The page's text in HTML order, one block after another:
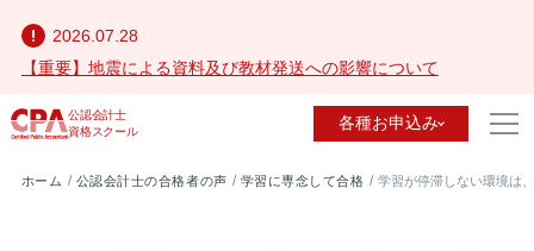
2026.07.28
【重要】地震による資料及び教材発送への影響について
公認会計士
資格スクール
各種お申込み
ホーム 公認会計士の合格者の声 学習に専念して合格 学習が停滞しない環境は